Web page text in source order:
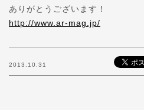
ありがとうございます！
http://www.ar-mag.jp/
2013.10.31